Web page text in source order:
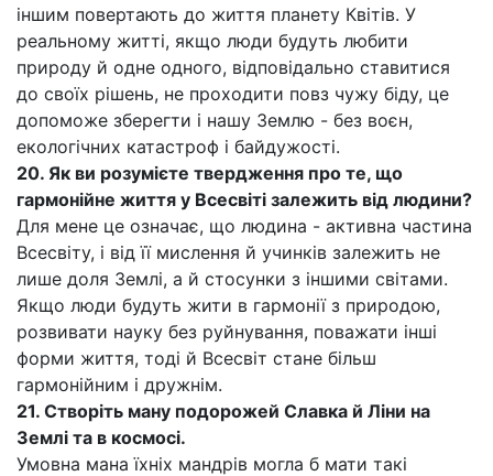
іншим повертають до життя планету Квітів. У
реальному житті, якщо люди будуть любити
природу й одне одного, відповідально ставитися
до своїх рішень, не проходити повз чужу біду, це
допоможе зберегти і нашу Землю - без воєн,
екологічних катастроф і байдужості.
20. Як ви розумієте твердження про те, що
гармонійне життя у Всесвіті залежить від людини?
Для мене це означає, що людина - активна частина
Всесвіту, і від її мислення й учинків залежить не
лише доля Землі, а й стосунки з іншими світами.
Якщо люди будуть жити в гармонії з природою,
розвивати науку без руйнування, поважати інші
форми життя, тоді й Всесвіт стане більш
гармонійним і дружнім.
21. Створіть ману подорожей Славка й Ліни на
Землі та в космосі.
Умовна мана їхніх мандрів могла б мати такі